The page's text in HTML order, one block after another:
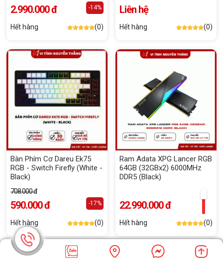
2.990.000 đ -14%
Hết hàng (0)
Liên hệ
Hết hàng (0)
Bàn Phím Cơ Dareu Ek75
RGB - Switch Firefly (White -
Black)
708.000 đ
590.000 đ -17%
Hết hàng (0)
Ram Adata XPG Lancer RGB
64GB (32GBx2) 6000MHz
DDR5 (Black)
22.990.000 đ
Hết hàng (0)